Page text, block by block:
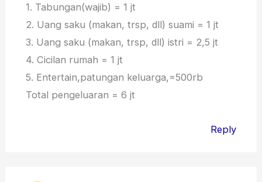
1. Tabungan(wajib) = 1 jt
2. Uang saku (makan, trsp, dll) suami = 1 jt
3. Uang saku (makan, trsp, dll) istri = 2,5 jt
4. Cicilan rumah = 1 jt
5. Entertain,patungan keluarga,=500rb
Total pengeluaran = 6 jt
Reply